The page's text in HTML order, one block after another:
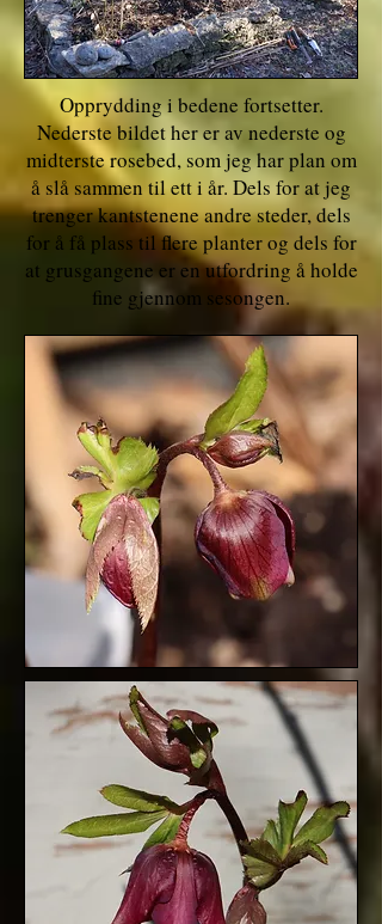
Opprydding i bedene fortsetter.
Nederste bildet her er av nederste og
midterste rosebed, som jeg har plan om
å slå sammen til ett i år. Dels for at jeg
trenger kantstenene andre steder, dels
for å få plass til flere planter og dels for
at grusgangene er en utfordring å holde
fine gjennom sesongen.